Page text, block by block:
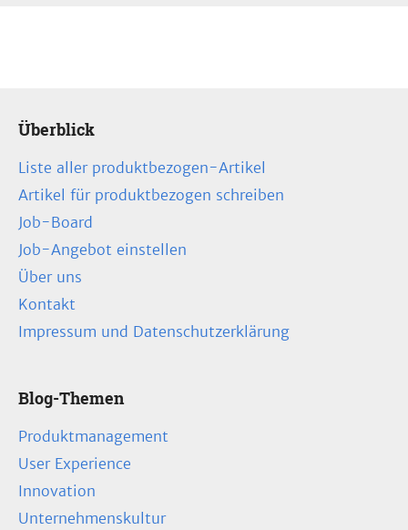
Überblick
Liste aller produktbezogen-Artikel
Artikel für produktbezogen schreiben
Job-Board
Job-Angebot einstellen
Über uns
Kontakt
Impressum und Datenschutzerklärung
Blog-Themen
Produktmanagement
User Experience
Innovation
Unternehmenskultur